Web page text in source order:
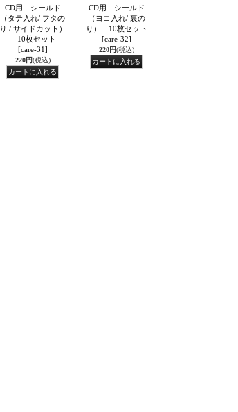
CD用 シールド
（タテ入れ/ フタの
り / サイドカット）
10枚セット
[care-31]
220円(税込)
CD用 シールド
（ヨコ入れ/ 裏の
り） 10枚セット
[care-32]
220円(税込)